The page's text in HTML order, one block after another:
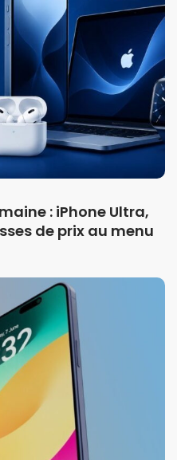
: iPhone Ultra,
de prix au menu